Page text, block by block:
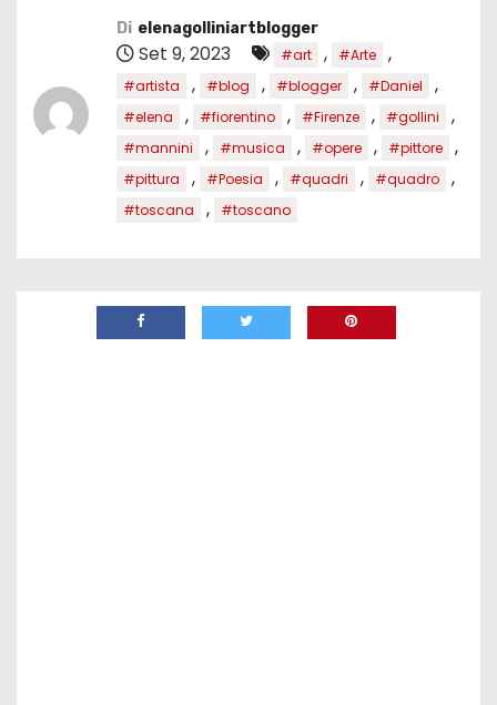
Di elenagolliniartblogger
Set 9, 2023 #art , #Arte ,
#artista , #blog , #blogger , #Daniel ,
#elena , #fiorentino , #Firenze , #gollini ,
#mannini , #musica , #opere , #pittore ,
#pittura , #Poesia , #quadri , #quadro ,
#toscana , #toscano